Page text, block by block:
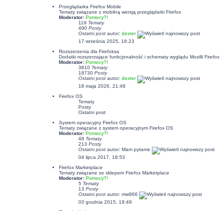
Przeglądarka Firefox Mobile
Tematy związane z mobilną wersją przeglądarki Firefox
Moderator: Pomocy?!
119 Tematy
490 Posty
Ostatni postautor: dexter
17 września 2025, 16:23
Rozszerzenia dla Firefoksa
Dodatki rozszerzające funkcjonalność i schematy wyglądu Mozilli Firefox
Moderator: Pomocy?!
3810 Tematy
18730 Posty
Ostatni postautor: dexter
18 maja 2026, 21:48
Firefox OS
Tematy
Posty
Ostatni post
System operacyjny Firefox OS
Tematy związane z system operacyjnym Firefox OS
Moderator: Pomocy?!
48 Tematy
213 Posty
Ostatni postautor: Mam pytanie
04 lipca 2017, 18:53
Firefox Marketplace
Tematy związane ze sklepem Firefox Marketplace
Moderator: Pomocy?!
5 Tematy
13 Posty
Ostatni postautor: mw966
03 grudnia 2015, 19:49